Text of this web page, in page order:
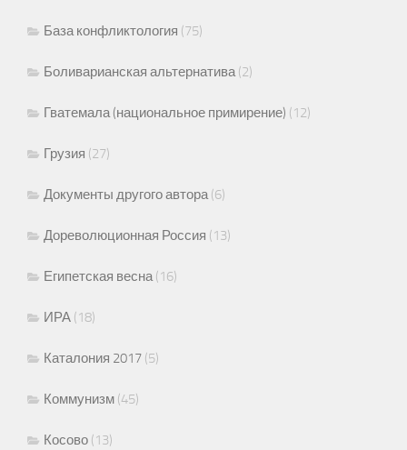
База конфликтология (75)
Боливарианская альтернатива(2)
Гватемала (национальное примирение) (12)
Грузия (27)
Документы другого автора(6)
Дореволюционная Россия (13)
Египетская весна(16)
ИРА (18)
Каталония 2017 (5)
Коммунизм (45)
Косово (13)